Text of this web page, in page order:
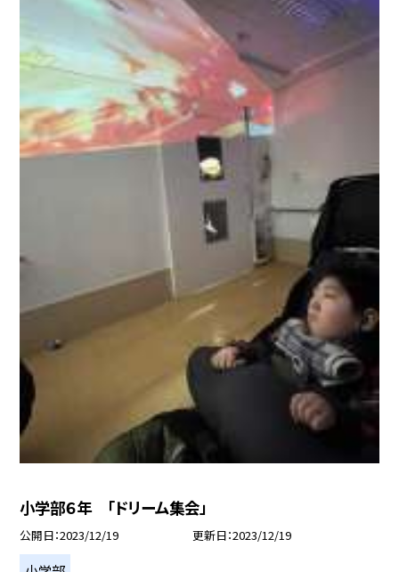
小学部６年 「ドリーム集会」
公開日 2023/12/19 更新日 2023/12/19